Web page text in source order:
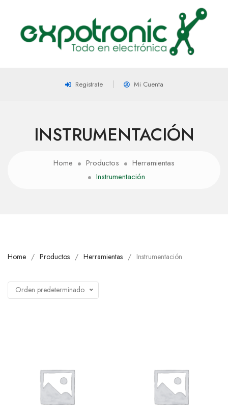
Registrate Mi Cuenta
INSTRUMENTACIÓN
Home Productos
Herramientas
Instrumentación
Home Productos Herramientas Instrumentación
Orden predeterminado